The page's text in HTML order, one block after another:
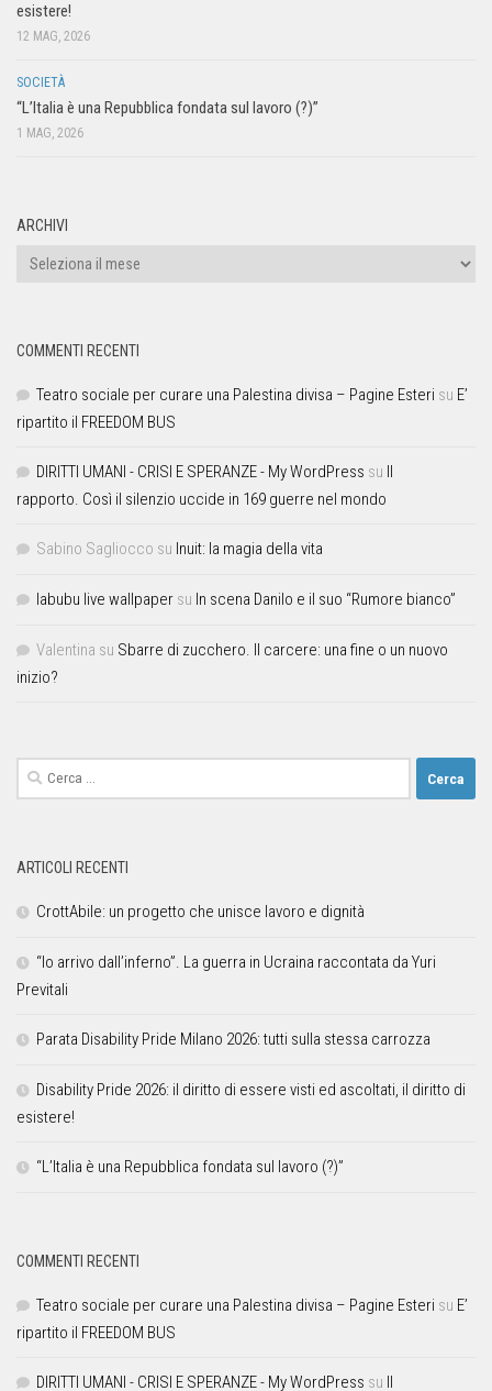
esistere!
12 MAG, 2026
SOCIETÀ
“L’Italia è una Repubblica fondata sul lavoro (?)”
1 MAG, 2026
ARCHIVI
COMMENTI RECENTI
Teatro sociale per curare una Palestina divisa – Pagine Esteri su E’
ripartito il FREEDOM BUS
DIRITTI UMANI - CRISI E SPERANZE - My WordPress su
rapporto. Così il silenzio uccide in 169 guerre nel mondo
Sabino Sagliocco su Inuit: la magia della vita
labubu live wallpaper su In scena Danilo e il suo “Rumore bianco”
Valentina su Sbarre di zucchero. Il carcere: una fine o un nuovo
inizio?
ARTICOLI RECENTI
CrottAbile: un progetto che unisce lavoro e dignità
“Io arrivo dall’inferno”. La guerra in Ucraina raccontata da Yuri
Previtali
Parata Disability Pride Milano 2026: tutti sulla stessa carrozza
Disability Pride 2026: il diritto di essere visti ed ascoltati, il diritto di
esistere!
“L’Italia è una Repubblica fondata sul lavoro (?)”
COMMENTI RECENTI
Teatro sociale per curare una Palestina divisa – Pagine Esteri su E’
ripartito il FREEDOM BUS
DIRITTI UMANI - CRISI E SPERANZE - My WordPress su